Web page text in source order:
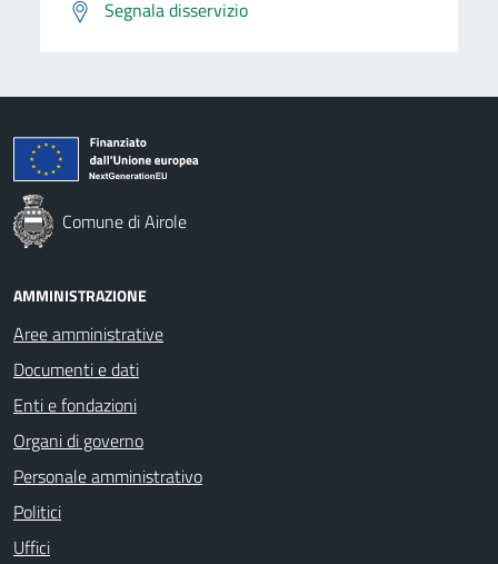
Segnala disservizio
Comune di Airole
AMMINISTRAZIONE
Aree amministrative
Documenti e dati
Enti e fondazioni
Organi di governo
Personale amministrativo
Politici
Uffici